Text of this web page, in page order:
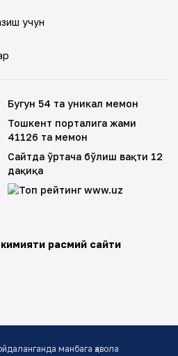
учун
расмий сайти
Бугун 54 та уникал меҳмон
Тошкент порталига жами
41126 та меҳмон
Сайтда ўртача бўлиш вақти 12
дақиқа
манбага ҳавола